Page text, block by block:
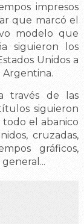
impresos
que marcó el
modelo que
siguieron los
Unidos a
Argentina.
través de las
siguieron
todo el abanico
cruzadas,
gráficos,